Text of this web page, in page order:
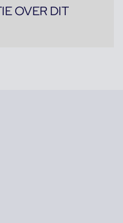
OVER DIT